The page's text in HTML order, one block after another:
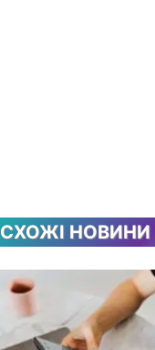
СХОЖІ НОВИНИ